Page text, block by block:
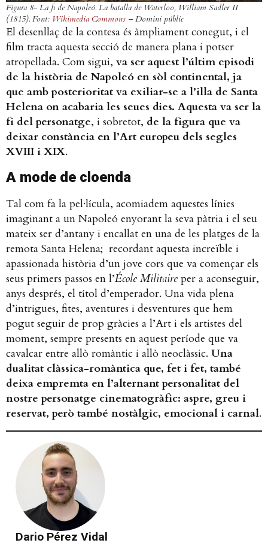
Figura 8- La fi de Napoleó. La batalla de Waterloo, William Sadler II
(1815). Font: Wikimedia Commons – Domini públic
El desenllaç de la contesa és àmpliament conegut, i el
film tracta aquesta secció de manera plana i potser
atropellada. Com sigui, va ser aquest l’últim episodi
de la història de Napoleó en sòl continental, ja
que amb posterioritat va exiliar-se a l’illa de Santa
Helena on acabaria les seues dies. Aquesta va ser la
fi del personatge, i sobretot, de la figura que va
deixar constància en l’Art europeu dels segles
XVIII i XIX.
A mode de cloenda
Tal com fa la pel·lícula, acomiadem aquestes línies
imaginant a un Napoleó enyorant la seva pàtria i el seu
mateix ser d’antany i encallat en una de les platges de la
remota Santa Helena; recordant aquesta increïble i
apassionada història d’un jove cors que va començar els
seus primers passos en l’École Militaire per a aconseguir,
anys després, el títol d’emperador. Una vida plena
d’intrigues, fites, aventures i desventures que hem
pogut seguir de prop gràcies a l’Art i els artistes del
moment, sempre presents en aquest període que va
cavalcar entre allò romàntic i allò neoclàssic. Una
dualitat clàssica-romàntica que, fet i fet, també
deixa empremta en l’alternant personalitat del
nostre personatge cinematogràfic: aspre, greu i
reservat, però també nostàlgic, emocional i carnal.
Dario Pérez Vidal